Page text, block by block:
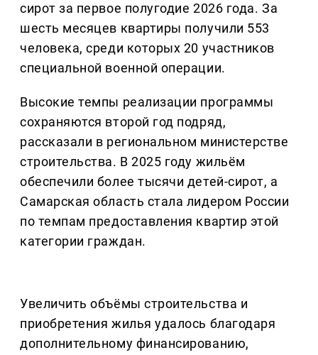
сирот за первое полугодие 2026 года. За
шесть месяцев квартиры получили 553
человека, среди которых 20 участников
специальной военной операции.
Высокие темпы реализации программы
сохраняются второй год подряд,
рассказали в региональном министерстве
строительства. В 2025 году жильём
обеспечили более тысячи детей-сирот, а
Самарская область стала лидером России
по темпам предоставления квартир этой
категории граждан.
Увеличить объёмы строительства и
приобретения жилья удалось благодаря
дополнительному финансированию,